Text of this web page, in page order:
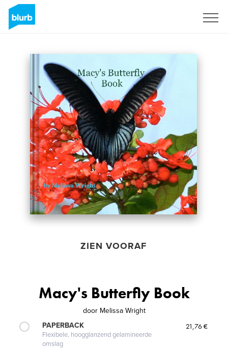
ZIEN VOORAF
Macy's Butterfly Book
door Melissa Wright
PAPERBACK
Flexibele, hoogglanzend gelamineerde
omslag
21,76 €